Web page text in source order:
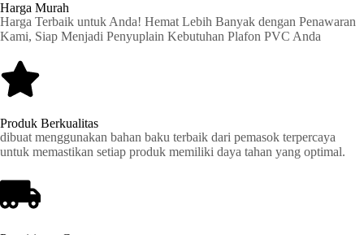
Harga Murah
Harga Terbaik untuk Anda! Hemat Lebih Banyak dengan Penawaran
Kami, Siap Menjadi Penyuplain Kebutuhan Plafon PVC Anda
Produk Berkualitas
dibuat menggunakan bahan baku terbaik dari pemasok terpercaya
untuk memastikan setiap produk memiliki daya tahan yang optimal.